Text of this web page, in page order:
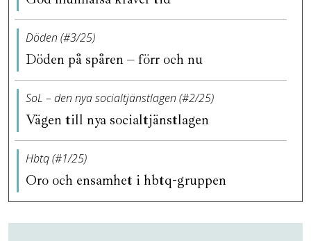
Döden (#3/25)
Döden på spåren – förr och nu
SoL – den nya socialtjänstlagen (#2/25)
Vägen till nya socialtjänstlagen
Hbtq (#1/25)
Oro och ensamhet i hbtq-gruppen